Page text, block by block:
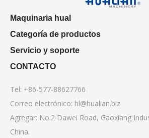
Maquinaria hual
Categoría de productos
Servicio y soporte
CONTACTO
Tel: +86-577-88627766
Correo electrónico: hl@hualian.biz
Agregar: No.2 Dawei Road, Gaoxiang
China.